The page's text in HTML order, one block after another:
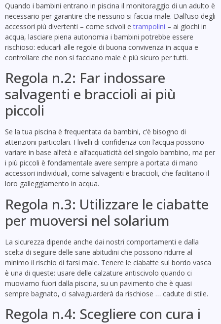
Quando i bambini entrano in piscina il monitoraggio di un adulto è
necessario per garantire che nessuno si faccia male. Dall’uso degli
accessori più divertenti – come scivoli etrampolini – ai giochi in
acqua, lasciare piena autonomia i bambini potrebbe essere
rischioso: educarli alle regole di buona convivenza in acqua e
controllare che non si facciano male è più sicuro per tutti.
Regola n.2: Far indossare
salvagenti e braccioli ai più
piccoli
Se la tua piscina è frequentata da bambini, c’è bisogno di
attenzioni particolari. I livelli di confidenza con l’acqua possono
variare in base all’età e all’acquaticità del singolo bambino, ma per
i più piccoli è fondamentale avere sempre a portata di mano
accessori individuali, come salvagenti e braccioli, che facilitano il
loro galleggiamento in acqua.
Regola n.3: Utilizzare le ciabatte
per muoversi nel solarium
La sicurezza dipende anche dai nostri comportamenti e dalla
scelta di seguire delle sane abitudini che possono ridurre al
minimo il rischio di farsi male. Tenere le ciabatte sul bordo vasca
è una di queste: usare delle calzature antiscivolo quando ci
muoviamo fuori dalla piscina, su un pavimento che è quasi
sempre bagnato, ci salvaguarderà da rischiose … cadute di stile.
Regola n.4: Scegliere con cura i